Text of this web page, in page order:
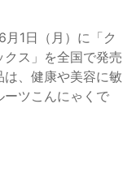
1日（月）に「ク
ス」を全国で発売
、健康や美容に敏
ーツこんにゃくで